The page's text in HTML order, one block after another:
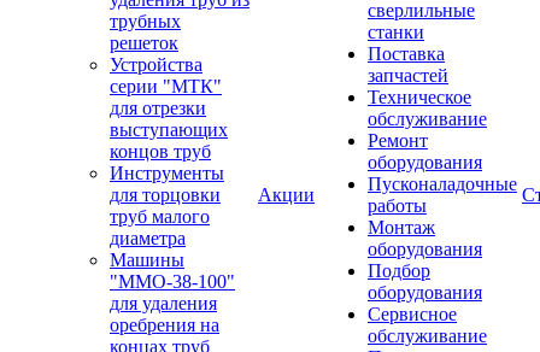
трубных
решеток
Устройства
серии "МТК"
для отрезки
выступающих
концов труб
Инструменты
для торцовки
труб малого
диаметра
Машины
"ММО-38-100"
для удаления
оребрения на
концах труб
Акции
сверлильные
станки
Поставка
запчастей
Техническое
обслуживание
Ремонт
оборудования
Пусконаладочные
работы
Монтаж
оборудования
Подбор
оборудования
Сервисное
обслуживание